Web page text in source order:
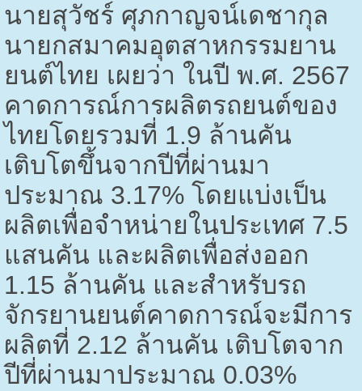
นายสุวัชร์ ศุภกาญจน์เดชากุล
นายกสมาคมอุตสาหกรรมยาน
ยนต์ไทย เผยว่า ในปี พ.ศ. 2567
คาดการณ์การผลิตรถยนต์ของ
ไทยโดยรวมที่ 1.9 ล้านคัน
เติบโตขึ้นจากปีที่ผ่านมา
ประมาณ 3.17%โดยแบ่งเป็น
ผลิตเพื่อจำหน่ายในประเทศ 7.5
แสนคัน และผลิตเพื่อส่งออก
1.15 ล้านคัน และสำหรับรถ
จักรยานยนต์คาดการณ์จะมีการ
ผลิตที่ 2.12 ล้านคัน เติบโตจาก
ปีที่ผ่านมาประมาณ 0.03%